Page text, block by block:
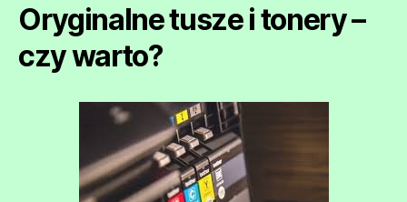
Oryginalne tusze i tonery –
czy warto?